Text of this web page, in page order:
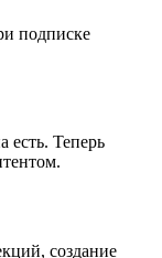
подписке
есть. Теперь
создание